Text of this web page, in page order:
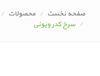
صفحه نخست محصولات
سرخ کدر ویونی